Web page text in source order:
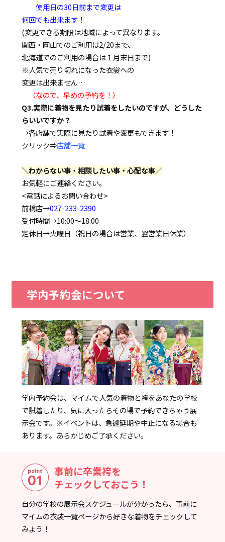
使用日の30日前まで変更は
何回でも出来ます！
(変更できる期限は地域によって異なります。
関西・岡山でのご利用は2/20まで、
北海道でのご利用の場合は１月末日まで)
※人気で売り切れになった衣裳への
変更は出来ません…
（なので、早めの予約を！）
Q3.実際に着物を見たり試着をしたいのですが、どうした
らいいですか？
→各店舗で実際に見たり試着や変更もできます！
クリック⇒店舗一覧
＼わからない事・相談したい事・心配な事／
お気軽にご連絡ください。
<電話によるお問い合わせ>
前橋店→027-233-2390
受付時間→10:00～18:00
定休日→火曜日（祝日の場合は営業、翌営業日休業）
学内予約会について
学内予約会は、マイムで人気の着物と袴をあなたの学校
で試着したり、気に入ったらその場で予約できちゃう展
示会です。 ※イベントは、急遽延期や中止になる場合も
あります。あらかじめご了承ください。
事前に卒業袴を
チェックしておこう！
自分の学校の展示会スケジュールが分かったら、事前に
マイムの衣装一覧ページから好きな着物をチェックして
みよう！